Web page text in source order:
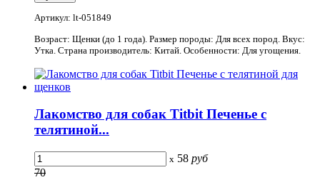
Артикул: lt-051849
Возраст: Щенки (до 1 года). Размер породы: Для всех пород. Вкус:
Утка. Страна производитель: Китай. Особенности: Для угощения.
Лакомство для собак Titbit Печенье с
телятиной...
x 58 руб
70